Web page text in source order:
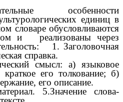
особенности
единиц в
словаре обусловливаются
и реализованы через
1. Заголовочная
справка.
смысл: а) языковое
краткое его толкование; б)
его описание.
5.Значение слова-